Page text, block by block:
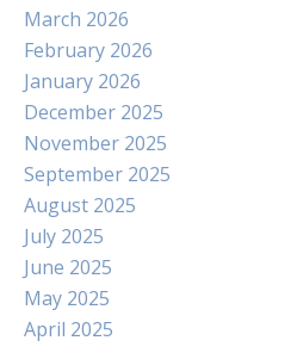
March 2026
February 2026
January 2026
December 2025
November 2025
September 2025
August 2025
July 2025
June 2025
May 2025
April 2025